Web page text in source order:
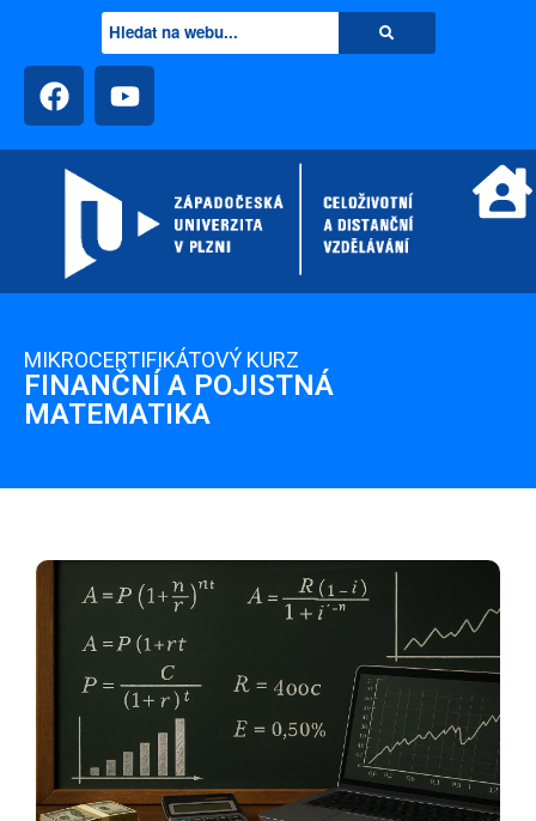
MIKROCERTIFIKÁTOVÝ KURZ
FINANČNÍ A POJISTNÁ
MATEMATIKA